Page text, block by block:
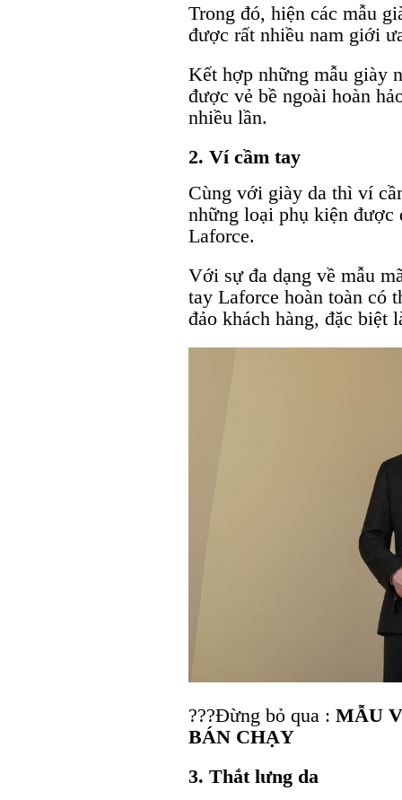
Trong đó, hiện các mẫu
được rất nhiều nam giới
Kết hợp những mẫu giày
được vẻ bề ngoài hoàn
nhiều lần.
2. Ví cầm tay
Cùng với giày da thì ví
những loại phụ kiện được
Laforce.
Với sự đa dạng về mẫu
tay Laforce hoàn toàn có
đảo khách hàng, đặc biệt
???Đừng bỏ qua : MẪU
BÁN CHẠY
3. Thắt lưng da